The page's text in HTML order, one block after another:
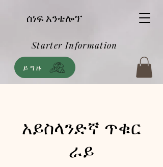
ይግዙ
ሰነፍ አንቴሎፕ
Starter Information
አይስላንድኛ ጥቁር
ራይ